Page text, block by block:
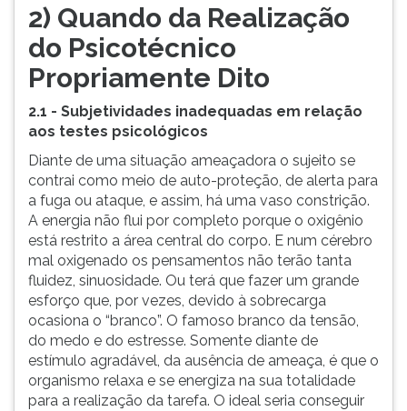
2) Quando da Realização
do Psicotécnico
Propriamente Dito
2.1 - Subjetividades inadequadas em relação
aos testes psicológicos
Diante de uma situação ameaçadora o sujeito se
contrai como meio de auto-proteção, de alerta para
a fuga ou ataque, e assim, há uma vaso constrição.
A energia não flui por completo porque o oxigênio
está restrito a área central do corpo. E num cérebro
mal oxigenado os pensamentos não terão tanta
fluidez, sinuosidade. Ou terá que fazer um grande
esforço que, por vezes, devido à sobrecarga
ocasiona o “branco”. O famoso branco da tensão,
do medo e do estresse. Somente diante de
estímulo agradável, da ausência de ameaça, é que o
organismo relaxa e se energiza na sua totalidade
para a realização da tarefa. O ideal seria conseguir